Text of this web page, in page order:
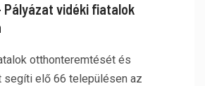
Pályázat vidéki fiatalok
otthonteremtését és
segíti elő 66 településen az